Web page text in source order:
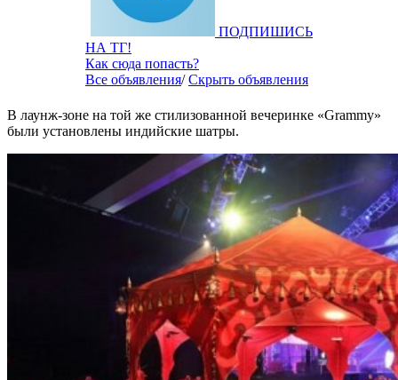
ПОДПИШИСЬ
НА ТГ!
Как сюда попасть?
Все объявления/Скрыть объявления
В лаунж-зоне на той же стилизованной вечеринке «Grammy»
были установлены индийские шатры.